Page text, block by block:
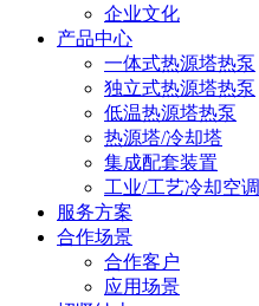
企业文化
产品中心
一体式热源塔热泵
独立式热源塔热泵
低温热源塔热泵
热源塔/冷却塔
集成配套装置
工业/工艺冷却空调
服务方案
合作场景
合作客户
应用场景